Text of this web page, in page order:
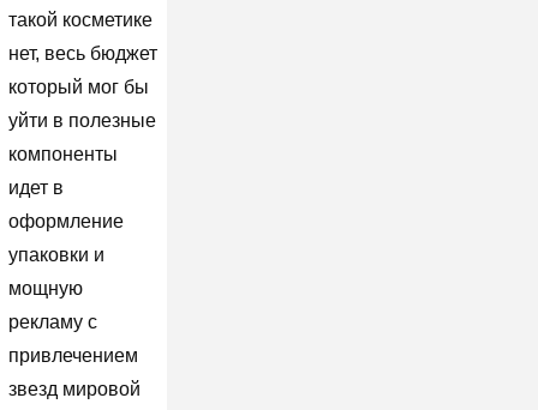
такой косметике
нет, весь бюджет
который мог бы
уйти в полезные
компоненты
идет в
оформление
упаковки и
мощную
рекламу с
привлечением
звезд мировой